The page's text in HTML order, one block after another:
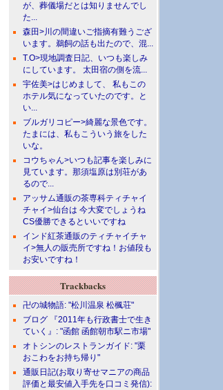
が、葬儀場だとは知りませんでし
た...
森田>川の間違いご指摘有難うござ
います。鵜飼の話も出たので、混...
T.O>現地調査日記、いつも楽しみ
にしています。 太田宿の側を流...
宇佐美>はじめまして、 私もこの
ホテル気になっていたのです。と
い...
ブルガリコピー>綺麗な景色です。
たまには、私もこういう旅をした
いな。
コウちゃん>いつも記事を楽しみに
見ています。那須塩原は別荘があ
るので...
アッサム通販の茶専科ティチャイ
チャイ>仙台は 今大変でしょうね
CS優勝できるといいですね
インド紅茶通販のティチャイチャ
イ>無人の販売所ですね！お値段も
お安いですね！
Trackbacks
卍の城物語: "松川温泉 松楓荘"
ブログ 『2011年も行政書士で生き
ていく』: "函館 函館朝市駅ニ市場"
オトシンのレストランガイド: "栗
おこわをお持ち帰り"
通販日記(お取り寄せマニアの商品
評価と最安値入手先を口コミ発信):